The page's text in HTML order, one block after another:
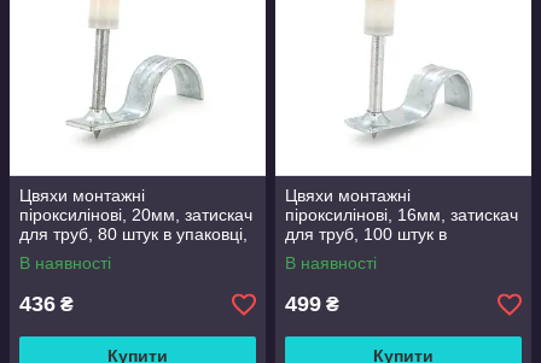
Цвяхи монтажні
піроксилінові, 20мм, затискач
для труб, 80 штук в упаковці,
ціна за упаковку
В наявності
436 ₴
Купити
Цвяхи монтажні
піроксилінові, 16мм, затискач
для труб, 100 штук в
упаковці, ціна за упаковку
В наявності
499 ₴
Купити